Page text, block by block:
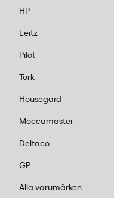
HP
Leitz
Pilot
Tork
Housegard
Moccamaster
Deltaco
GP
Alla varumärken